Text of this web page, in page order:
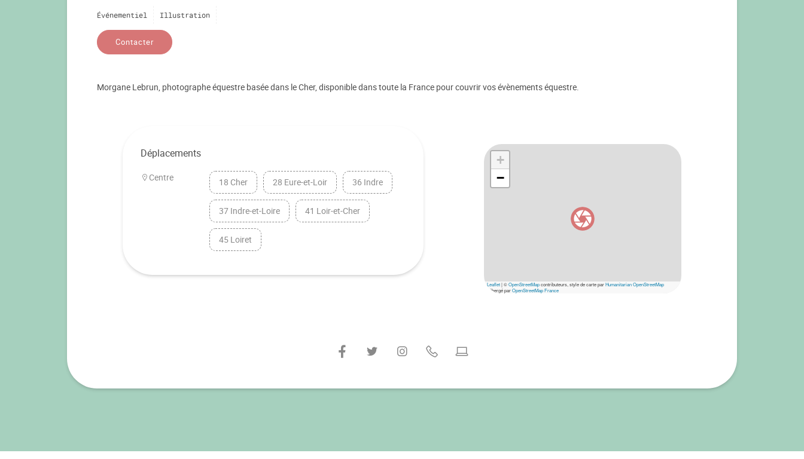
Événementiel Illustration
Contacter
Morgane Lebrun, photographe équestre basée dans le Cher, disponible dans toute la France pour couvrir vos évènements équestre.
Déplacements
Centre 18 Cher 28 Eure-et-Loir 36 Indre
37 Indre-et-Loire 41 Loir-et-Cher
45 Loiret
+
−
Leaflet|©OpenStreetMapcontributeurs, style de carte parHumanitarian OpenStreetMap
hébergé parOpenStreetMap France